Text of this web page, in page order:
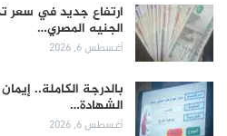
ارتفاع جديد في سعر
الجنيه المصري…
أغسطس 6, 2026
بالدرجة الكاملة..
الشهادة…
أغسطس 6, 2026